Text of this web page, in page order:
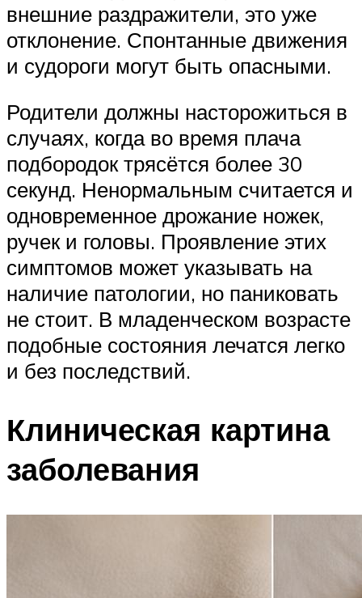
внешние раздражители, это уже
отклонение. Спонтанные движения
и судороги могут быть опасными.
Родители должны насторожиться в
случаях, когда во время плача
подбородок трясётся более 30
секунд. Ненормальным считается и
одновременное дрожание ножек,
ручек и головы. Проявление этих
симптомов может указывать на
наличие патологии, но паниковать
не стоит. В младенческом возрасте
подобные состояния лечатся легко
и без последствий.
Клиническая картина
заболевания